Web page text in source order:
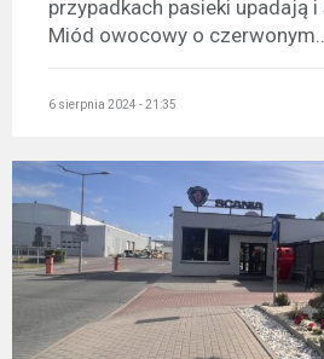
przypadkach pasieki upadają
Miód owocowy o
6 sierpnia 2024 - 21:35